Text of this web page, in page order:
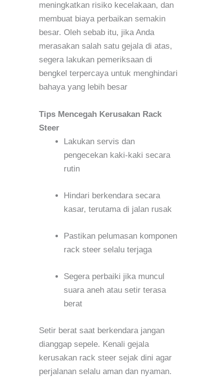
meningkatkan risiko kecelakaan, dan
membuat biaya perbaikan semakin
besar. Oleh sebab itu, jika Anda
merasakan salah satu gejala di atas,
segera lakukan pemeriksaan di
bengkel terpercaya untuk menghindari
bahaya yang lebih besar
Tips Mencegah Kerusakan Rack
Steer
Lakukan servis dan
pengecekan kaki-kaki secara
rutin
Hindari berkendara secara
kasar, terutama di jalan rusak
Pastikan pelumasan komponen
rack steer selalu terjaga
Segera perbaiki jika muncul
suara aneh atau setir terasa
berat
Setir berat saat berkendara jangan
dianggap sepele. Kenali gejala
kerusakan rack steer sejak dini agar
perjalanan selalu aman dan nyaman.